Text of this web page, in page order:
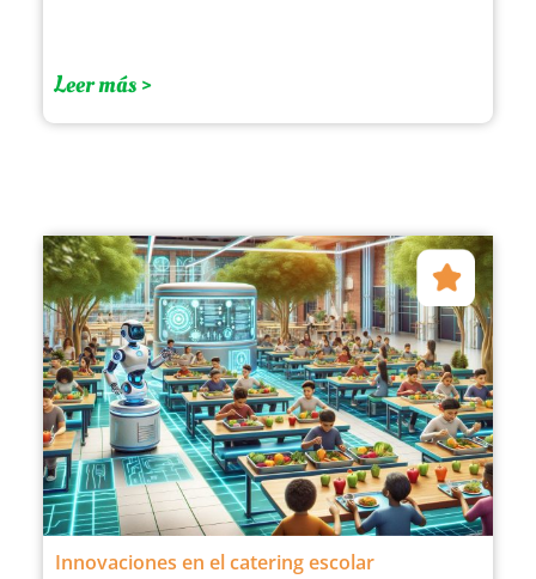
Leer más >
Innovaciones en el catering escolar